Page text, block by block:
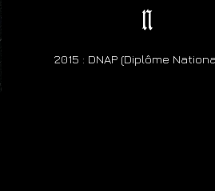
n
2015 : DNAP (Diplôme